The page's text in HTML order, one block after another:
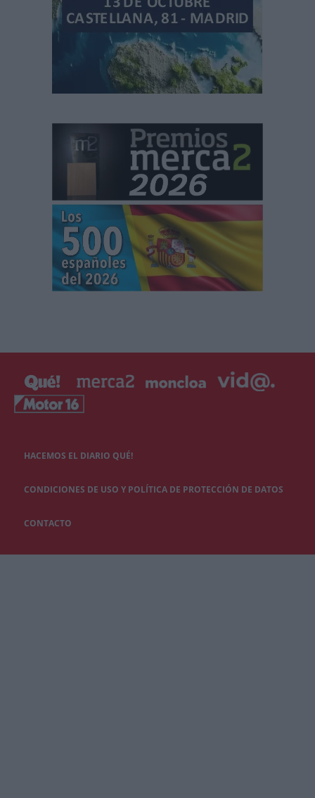
HACEMOS EL DIARIO QUÉ!
CONDICIONES DE USO Y POLÍTICA DE PROTECCIÓN DE DATOS
CONTACTO